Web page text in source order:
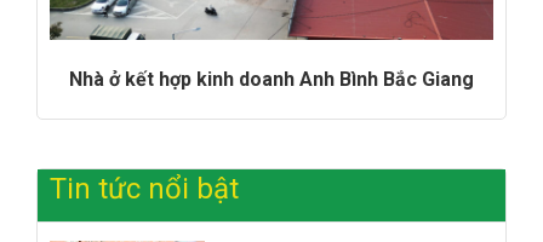
Nhà ở kết hợp kinh doanh Anh Bình Bắc Giang
Tin tức nổi bật